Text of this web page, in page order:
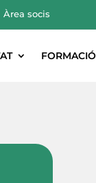
Àrea socis
FORMACIÓ